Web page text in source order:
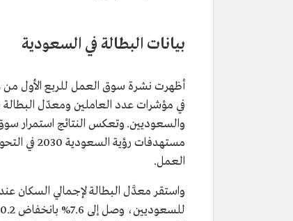
بيانات البطالة في السعودية
في مؤشرات عدد العاملين ومعدّل البطالة
والسعوديين. وتعكس النتائج استمرار
مستهدفات
العمل.